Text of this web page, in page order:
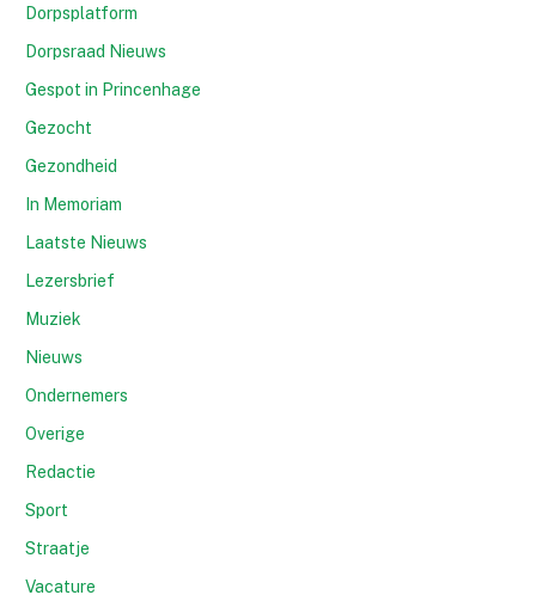
Dorpsplatform
Dorpsraad Nieuws
Gespot in Princenhage
Gezocht
Gezondheid
In Memoriam
Laatste Nieuws
Lezersbrief
Muziek
Nieuws
Ondernemers
Overige
Redactie
Sport
Straatje
Vacature